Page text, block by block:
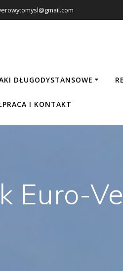
DŁUGODYSTANSOWE
I KONTAKT
Euro-